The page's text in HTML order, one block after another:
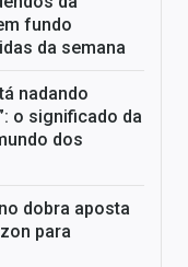
fundo
da semana
nadando
o significado da
dos
dobra aposta
para